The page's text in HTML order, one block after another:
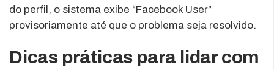
do perfil, o sistema exibe “Facebook User”
provisoriamente até que o problema seja resolvido.
Dicas práticas para lidar com